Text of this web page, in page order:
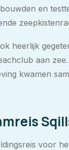
en
heerlijk
aan
kwamen
voor